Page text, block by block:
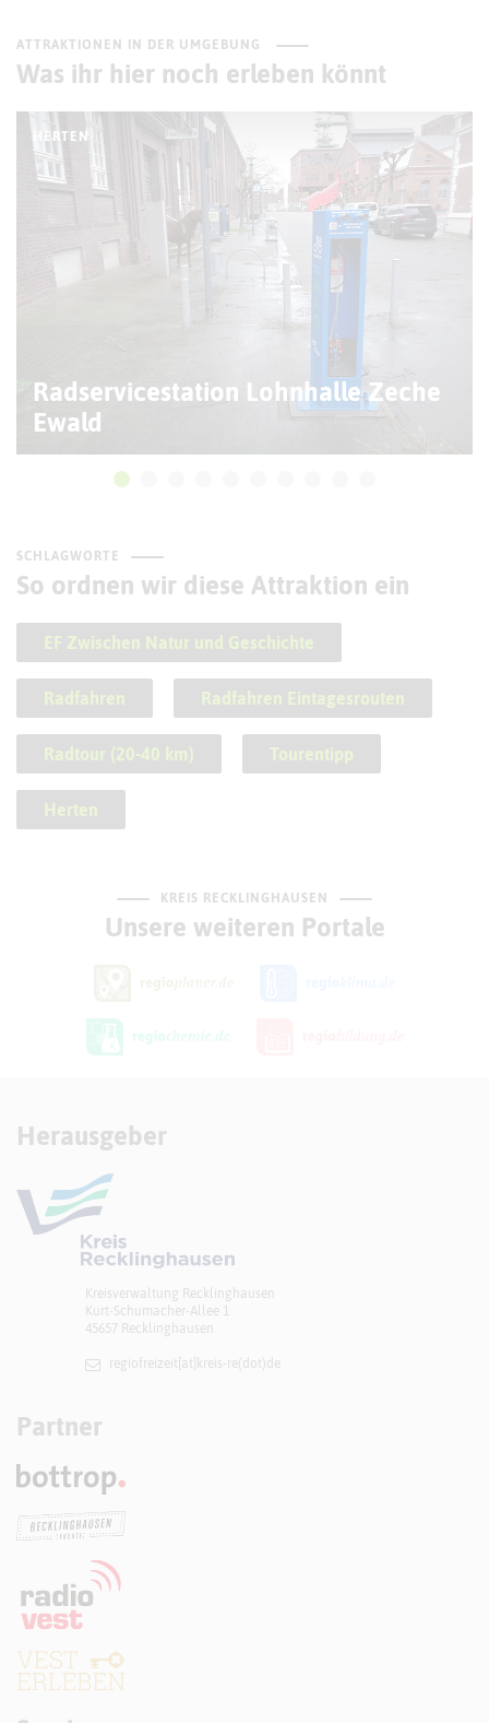
ATTRAKTIONEN IN DER UMGEBUNG
Was ihr hier noch erleben könnt
HERTEN
Radservicestation Lohnhalle Zeche
Ewald
SCHLAGWORTE
So ordnen wir diese Attraktion ein
EF Zwischen Natur und Geschichte
Radfahren Radfahren Eintagesrouten
Radtour (20-40 km) Tourentipp
Herten
KREIS RECKLINGHAUSEN
Unsere weiteren Portale
Herausgeber
Kreisverwaltung Recklinghausen
Kurt-Schumacher-Allee 1
45657 Recklinghausen
regiofreizeit[at]​kreis-re(dot)de
Partner